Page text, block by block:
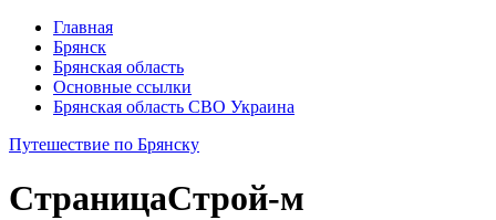
Главная
Брянск
Брянская область
Основные ссылки
Брянская область СВО Украина
Путешествие по Брянску
СтраницаСтрой-м